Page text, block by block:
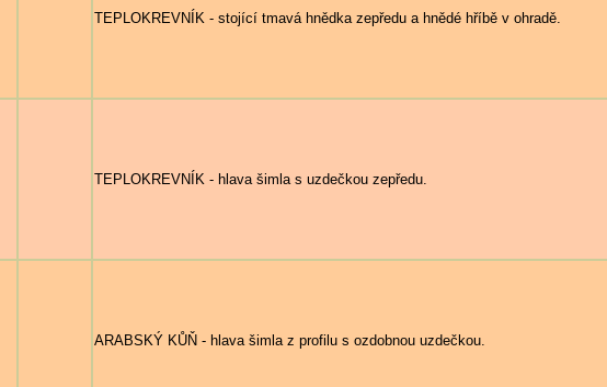
TEPLOKREVNÍK - stojící tmavá hnědka zepředu a hnědé hříbě v ohradě.
TEPLOKREVNÍK - hlava šimla s uzdečkou zepředu.
ARABSKÝ KŮŇ - hlava šimla z profilu s ozdobnou uzdečkou.